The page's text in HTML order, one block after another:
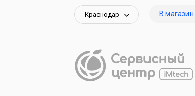
Краснодар В магазин